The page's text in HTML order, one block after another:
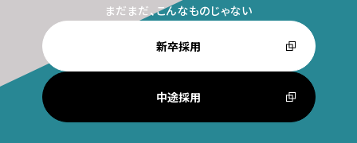
まだまだ、こんなものじゃない
新卒採用
中途採用